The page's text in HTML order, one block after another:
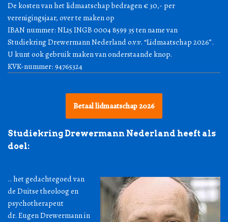
De kosten van het lidmaatschap bedragen € 30,- per
verenigingsjaar, over te maken op
IBAN nummer: NL15 INGB 0004 8599 35 ten name van
Studiekring Drewermann Nederland o.v.v. “Lidmaatschap 2026”.
U kunt ook gebruik maken van onderstaande knop.
KVK-nummer: 94765324
Betaal lidmaatschap 2026
Studiekring Drewermann Nederland heeft als
doel:
.. het gedachtegoed van
de Duitse theoloog en
psychotherapeut
dr. Eugen Drewermann in